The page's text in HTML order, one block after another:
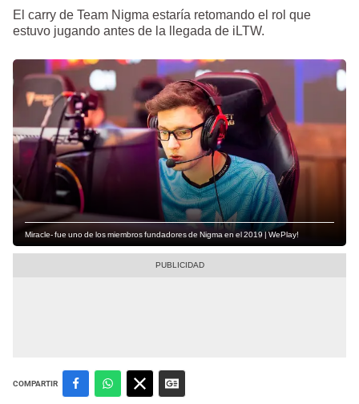
El carry de Team Nigma estaría retomando el rol que
estuvo jugando antes de la llegada de iLTW.
Miracle- fue uno de los miembros fundadores de Nigma en el 2019 | WePlay!
COMPARTIR